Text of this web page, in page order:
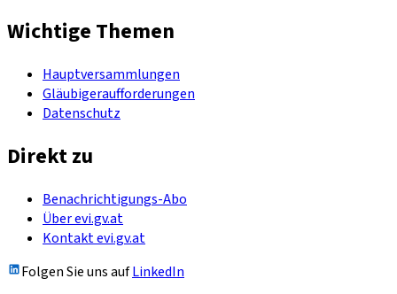
Wichtige Themen
Hauptversammlungen
Gläubigeraufforderungen
Datenschutz
Direkt zu
Benachrichtigungs-Abo
Über evi.gv.at
Kontakt evi.gv.at
Folgen Sie uns aufLinkedIn